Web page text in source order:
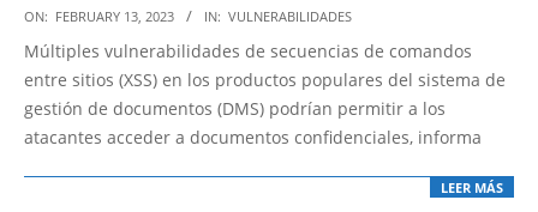
2023-
02-
13
ON: FEBRUARY 13, 2023 IN: VULNERABILIDADES
Múltiples vulnerabilidades de secuencias de comandos
entre sitios (XSS) en los productos populares del sistema de
gestión de documentos (DMS) podrían permitir a los
atacantes acceder a documentos confidenciales, informa
LEER MÁS